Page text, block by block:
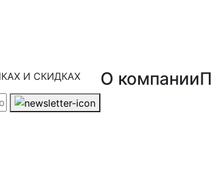
И СКИДКАХ О компании